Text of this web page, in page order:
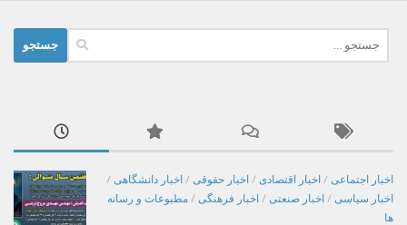
برای:
اخبار اجتماعی / اخبار اقتصادی / اخبار حقوقی / اخبار دانشگاهی /
اخبار سیاسی / اخبار صنعتی / اخبار فرهنگی / مطبوعات و رسانه
ها